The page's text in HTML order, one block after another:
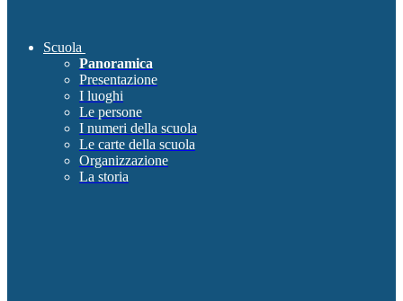
Scuola
Panoramica
Presentazione
I luoghi
Le persone
I numeri della scuola
Le carte della scuola
Organizzazione
La storia